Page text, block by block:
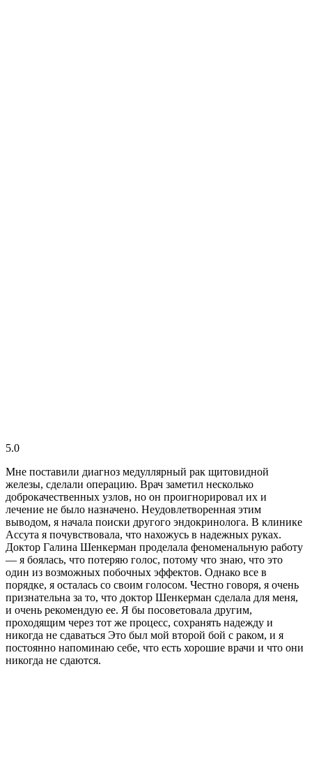
5.0
Мне поставили диагноз медуллярный рак щитовидной
железы, сделали операцию. Врач заметил несколько
доброкачественных узлов, но он проигнорировал их и
лечение не было назначено. Неудовлетворенная этим
выводом, я начала поиски другого эндокринолога. В клинике
Ассута я почувствовала, что нахожусь в надежных руках.
Доктор Галина Шенкерман проделала феноменальную работу
— я боялась, что потеряю голос, потому что знаю, что это
один из возможных побочных эффектов. Однако все в
порядке, я осталась со своим голосом. Честно говоря, я очень
признательна за то, что доктор Шенкерман сделала для меня,
и очень рекомендую ее. Я бы посоветовала другим,
проходящим через тот же процесс, сохранять надежду и
никогда не сдаваться Это был мой второй бой с раком, и я
постоянно напоминаю себе, что есть хорошие врачи и что они
никогда не сдаются.